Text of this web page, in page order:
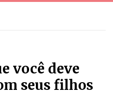
você deve
seus filhos